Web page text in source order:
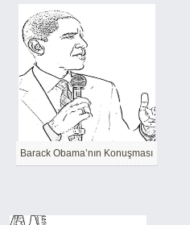
Barack Obama’nın Konuşması